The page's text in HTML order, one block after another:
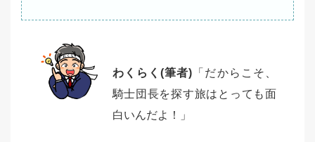
わくらく(筆者) 「だからこそ、
騎士団長を探す旅はとっても面
白いんだよ！」